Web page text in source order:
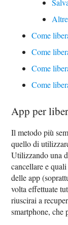
Come
Come
Come
Come
App per
Il metodo più
quello di
Utilizzando una
cancellare e
delle app
volta effettuate
riuscirai a
smartphone, che